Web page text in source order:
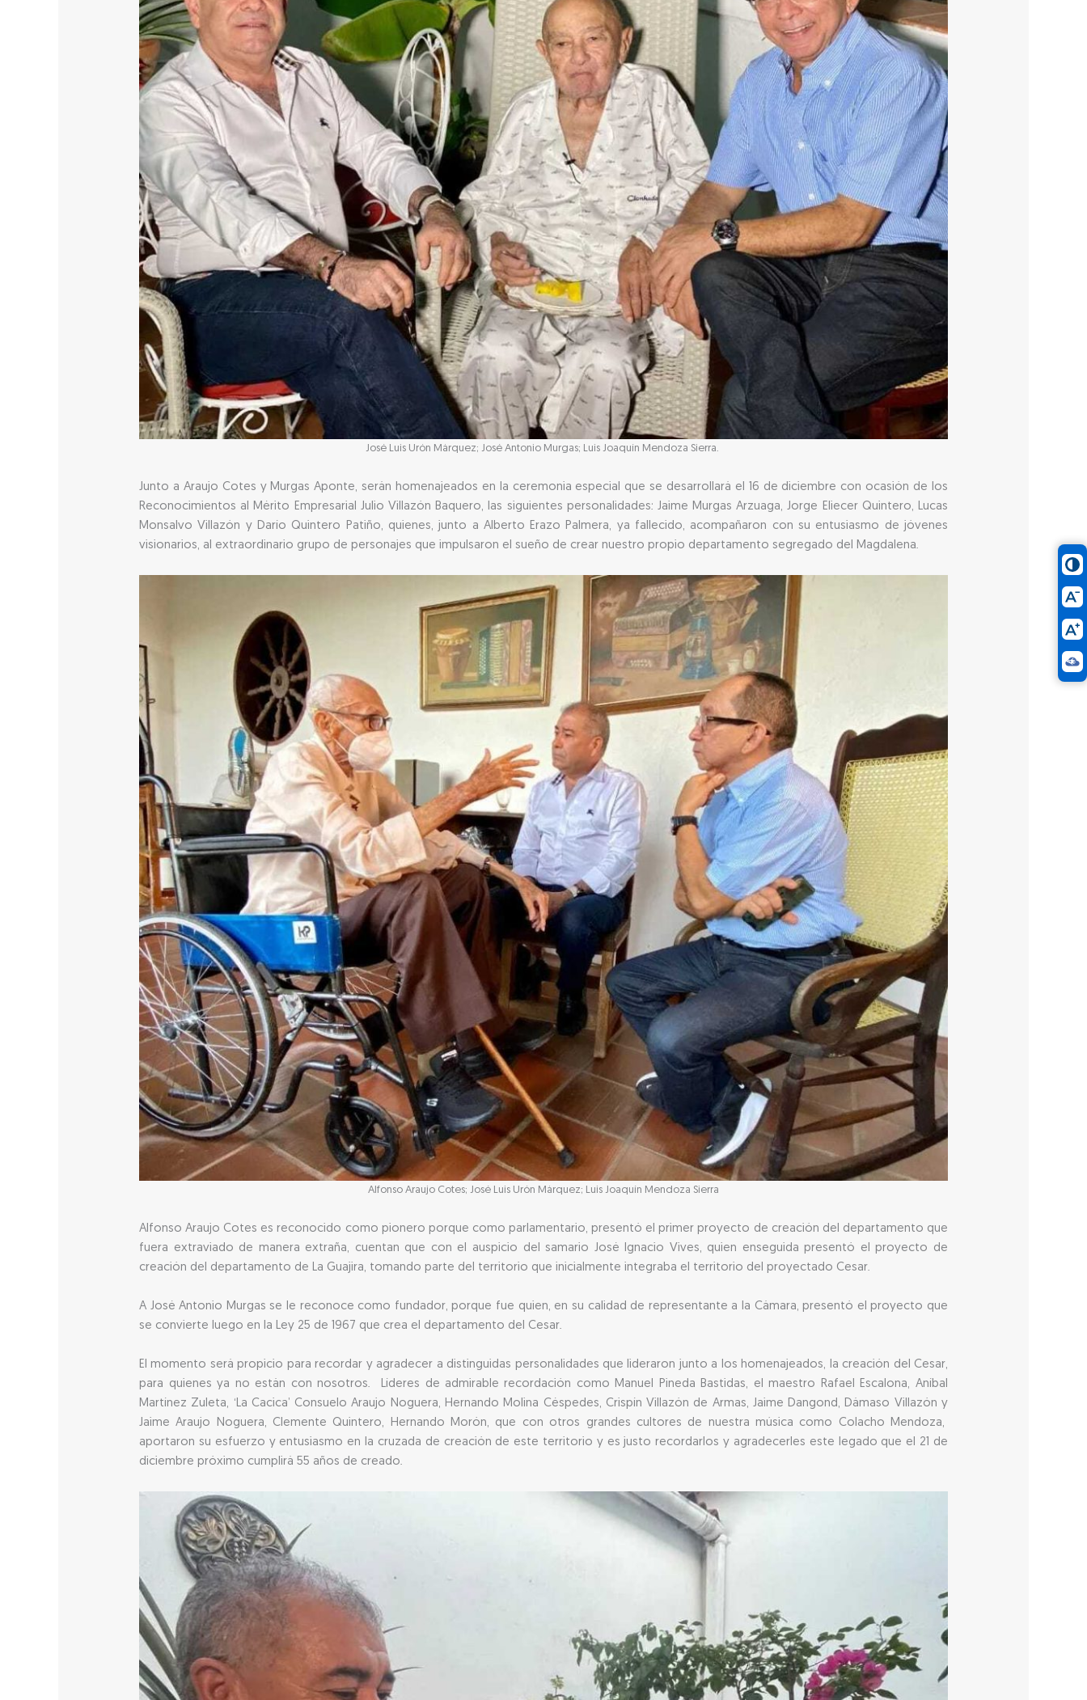
José Luis Urón Márquez; José Antonio Murgas; Luis Joaquín Mendoza Sierra.
Junto a Araujo Cotes y Murgas Aponte, serán homenajeados en la ceremonia especial que se desarrollará el 16 de diciembre con ocasión de los
Reconocimientos al Mérito Empresarial Julio Villazón Baquero, las siguientes personalidades: Jaime Murgas Arzuaga, Jorge Eliecer Quintero, Lucas
Monsalvo Villazón y Darío Quintero Patiño, quienes, junto a Alberto Erazo Palmera, ya fallecido, acompañaron con su entusiasmo de jóvenes
visionarios, al extraordinario grupo de personajes que impulsaron el sueño de crear nuestro propio departamento segregado del Magdalena.
Alfonso Araujo Cotes; José Luis Urón Márquez; Luis Joaquín Mendoza Sierra
Alfonso Araujo Cotes es reconocido como pionero porque como parlamentario, presentó el primer proyecto de creación del departamento que
fuera extraviado de manera extraña, cuentan que con el auspicio del samario José Ignacio Vives, quien enseguida presentó el proyecto de
creación del departamento de La Guajira, tomando parte del territorio que inicialmente integraba el territorio del proyectado Cesar.
A José Antonio Murgas se le reconoce como fundador, porque fue quien, en su calidad de representante a la Cámara, presentó el proyecto que
se convierte luego en la Ley 25 de 1967 que crea el departamento del Cesar.
El momento será propicio para recordar y agradecer a distinguidas personalidades que lideraron junto a los homenajeados, la creación del Cesar,
para quienes ya no están con nosotros. Líderes de admirable recordación como Manuel Pineda Bastidas, el maestro Rafael Escalona, Aníbal
Martínez Zuleta, ‘La Cacica’ Consuelo Araujo Noguera, Hernando Molina Céspedes, Crispín Villazón de Armas, Jaime Dangond, Dámaso Villazón y
Jaime Araujo Noguera, Clemente Quintero, Hernando Morón, que con otros grandes cultores de nuestra música como Colacho Mendoza,
aportaron su esfuerzo y entusiasmo en la cruzada de creación de este territorio y es justo recordarlos y agradecerles este legado que el 21 de
diciembre próximo cumplirá 55 años de creado.